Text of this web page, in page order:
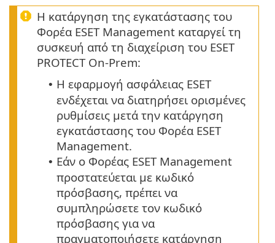
Η κατάργηση της εγκατάστασης του
Φορέα ESET Management καταργεί τη
συσκευή από τη διαχείριση του ESET
PROTECT On-Prem:
• Η εφαρμογή ασφάλειας ESET
ενδέχεται να διατηρήσει ορισμένες
ρυθμίσεις μετά την κατάργηση
εγκατάστασης του Φορέα ESET
Management.
• Εάν ο Φορέας ESET Management
προστατεύεται με κωδικό
πρόσβασης, πρέπει να
συμπληρώσετε τον κωδικό
πρόσβασης για να
πραγματοποιήσετε κατάργηση